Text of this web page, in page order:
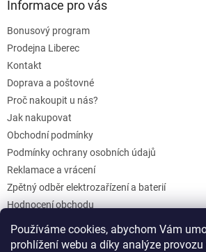
Používáme cookies, abychom Vám
prohlížení webu a díky analýze
Informace pro vás
Bonusový program
Prodejna Liberec
Kontakt
Doprava a poštovné
Proč nakoupit u nás?
Jak nakupovat
Obchodní podmínky
Podmínky ochrany osobních údajů
Reklamace a vrácení
Zpětný odběr elektrozařízení a baterií
Hodnocení obchodu
Dárkové poukazy
Blog